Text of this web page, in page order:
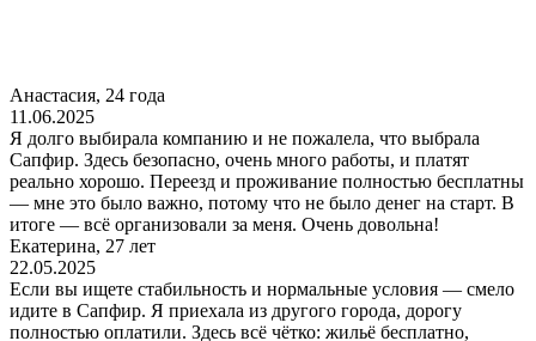
Анастасия, 24 года
11.06.2025
Я долго выбирала компанию и не пожалела, что выбрала
Сапфир. Здесь безопасно, очень много работы, и платят
реально хорошо. Переезд и проживание полностью бесплатны
— мне это было важно, потому что не было денег на старт. В
итоге — всё организовали за меня. Очень довольна!
Екатерина, 27 лет
22.05.2025
Если вы ищете стабильность и нормальные условия — смело
идите в Сапфир. Я приехала из другого города, дорогу
полностью оплатили. Здесь всё чётко: жильё бесплатно,